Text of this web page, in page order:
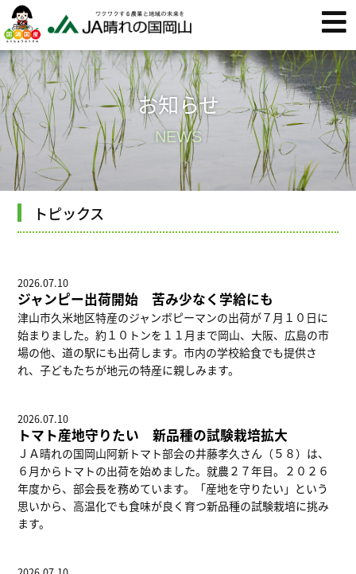
お知らせ
NEWS
トピックス
2026.07.10
ジャンピー出荷開始 苦み少なく学給にも
津山市久米地区特産のジャンボピーマンの出荷が７月１０日に
始まりました。約１０トンを１１月まで岡山、大阪、広島の市
場の他、道の駅にも出荷します。市内の学校給食でも提供さ
れ、子どもたちが地元の特産に親しみます。
2026.07.10
トマト産地守りたい 新品種の試験栽培拡大
ＪＡ晴れの国岡山阿新トマト部会の井藤孝久さん（５８）は、
６月からトマトの出荷を始めました。就農２７年目。２０２６
年度から、部会長を務めています。「産地を守りたい」という
思いから、高温化でも食味が良く育つ新品種の試験栽培に挑み
ます。